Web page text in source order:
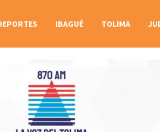
IBAGUÉ TOLIMA